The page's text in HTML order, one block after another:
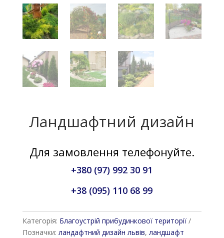
Ландшафтний дизайн
Для замовлення телефонуйте.
+380 (97) 992 30 91
+38 (095) 110 68 99
Категорія: Благоустрій прибудинкової території
Позначки: ландафтний дизайн львів, ландшафт